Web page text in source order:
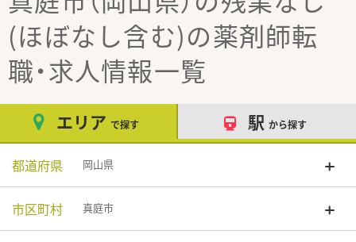
(ほぼなし含む)の薬剤師転
職・求人情報一覧
エリア で探す 駅 から探す
都道府県 岡山県
市区町村 真庭市